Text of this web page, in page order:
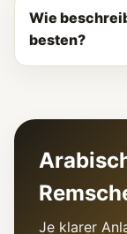
Wie
besten?
Je klarer